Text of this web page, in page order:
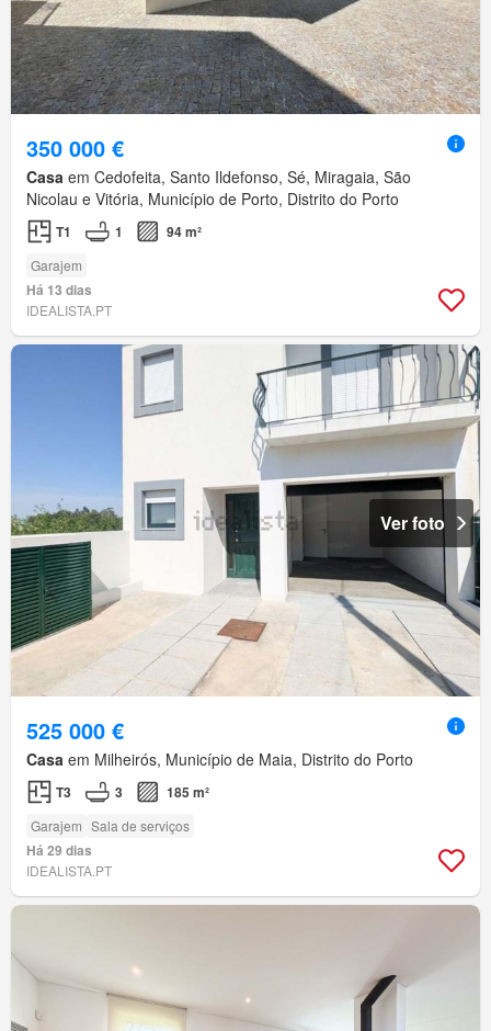
350 000 €
Casa em Cedofeita, Santo Ildefonso, Sé, Miragaia, São
Nicolau e Vitória, Município de Porto, Distrito do Porto
T1 1 94 m²
Garajem
Há 13 dias
IDEALISTA.PT
Ver foto
525 000 €
Casa em Milheirós, Município de Maia, Distrito do Porto
T3 3 185 m²
Garajem Sala de serviços
Há 29 dias
IDEALISTA.PT